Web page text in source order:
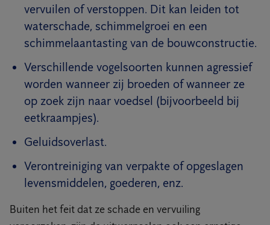
vervuilen of verstoppen. Dit kan leiden tot
waterschade, schimmelgroei en een
schimmelaantasting van de bouwconstructie.
Verschillende vogelsoorten kunnen agressief
worden wanneer zij broeden of wanneer ze
op zoek zijn naar voedsel (bijvoorbeeld bij
eetkraampjes).
Geluidsoverlast.
Verontreiniging van verpakte of opgeslagen
levensmiddelen, goederen, enz.
Buiten het feit dat ze schade en vervuiling